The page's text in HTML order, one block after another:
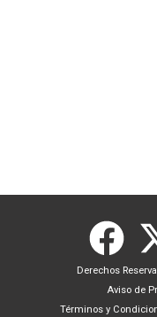
Derechos
Aviso de
Términos y